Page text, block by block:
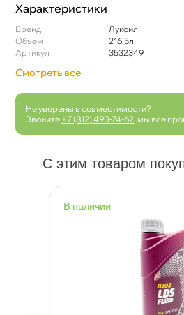
Характеристики
Бренд
Лукойл
Объем
216,5л
Артикул
3532349
Смотреть все
Не уверены в совместимости?
Звоните +7 (812) 490-74-62 , мы все
С этим товаром
наличии